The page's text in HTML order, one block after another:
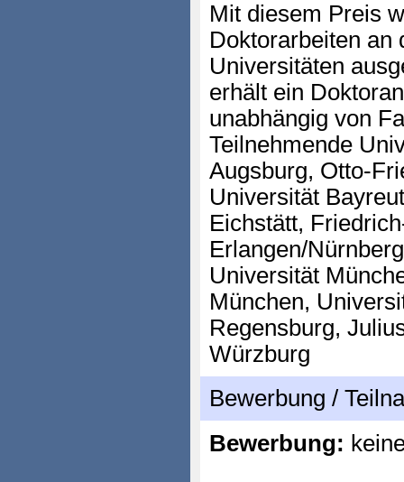
Mit diesem Preis
Doktorarbeiten an
Universitäten
erhält ein
unabhängig von
Teilnehmende
Augsburg, Otto-
Universität
Eichstätt,
Erlangen/
Universität
München,
Regensburg,
Würzburg
Bewerbung /
Bewerbung: